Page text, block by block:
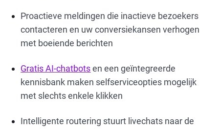
Proactieve meldingen die inactieve bezoekers
contacteren en uw conversiekansen verhogen
met boeiende berichten
Gratis AI-chatbotsen een geïntegreerde
kennisbank maken selfserviceopties mogelijk
met slechts enkele klikken
Intelligente routering stuurt livechats naar de